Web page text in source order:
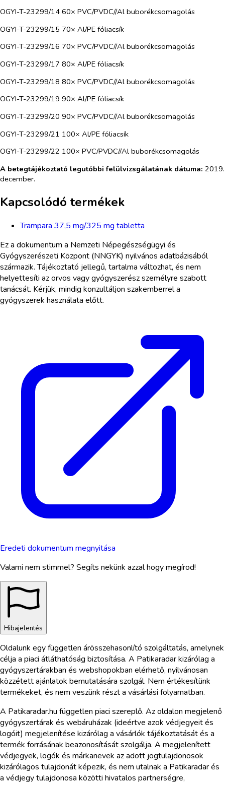
OGYI-T-23299/14 60× PVC/PVDC//Al buborékcsomagolás
OGYI-T-23299/15 70× Al/PE fóliacsík
OGYI-T-23299/16 70× PVC/PVDC//Al buborékcsomagolás
OGYI-T-23299/17 80× Al/PE fóliacsík
OGYI-T-23299/18 80× PVC/PVDC//Al buborékcsomagolás
OGYI-T-23299/19 90× Al/PE fóliacsík
OGYI-T-23299/20 90× PVC/PVDC//Al buborékcsomagolás
OGYI-T-23299/21 100× Al/PE fóliacsík
OGYI-T-23299/22 100× PVC/PVDC//Al buborékcsomagolás
A betegtájékoztató legutóbbi felülvizsgálatának dátuma: 2019.
december.
Kapcsolódó termékek
Trampara 37,5 mg/325 mg tabletta
Ez a dokumentum a Nemzeti Népegészségügyi és
Gyógyszerészeti Központ (NNGYK) nyilvános adatbázisából
származik. Tájékoztató jellegű, tartalma változhat, és nem
helyettesíti az orvos vagy gyógyszerész személyre szabott
tanácsát. Kérjük, mindig konzultáljon szakemberrel a
gyógyszerek használata előtt.
Eredeti dokumentum megnyitása
Valami nem stimmel? Segíts nekünk azzal hogy megírod!
Hibajelentés
Oldalunk egy független árösszehasonlító szolgáltatás, amelynek
célja a piaci átláthatóság biztosítása. A Patikaradar kizárólag a
gyógyszertárakban és webshopokban elérhető, nyilvánosan
közzétett ajánlatok bemutatására szolgál. Nem értékesítünk
termékeket, és nem veszünk részt a vásárlási folyamatban.
A Patikaradar.hu független piaci szereplő. Az oldalon megjelenő
gyógyszertárak és webáruházak (ideértve azok védjegyeit és
logóit) megjelenítése kizárólag a vásárlók tájékoztatását és a
termék forrásának beazonosítását szolgálja. A megjelenített
védjegyek, logók és márkanevek az adott jogtulajdonosok
kizárólagos tulajdonát képezik, és nem utalnak a Patikaradar és
a védjegy tulajdonosa közötti hivatalos partnerségre,